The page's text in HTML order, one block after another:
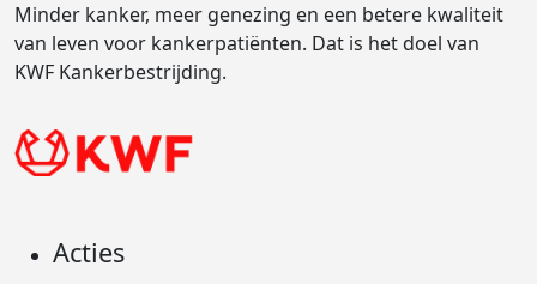
Minder kanker, meer genezing en een betere kwaliteit
van leven voor kankerpatiënten. Dat is het doel van
KWF Kankerbestrijding.
Acties